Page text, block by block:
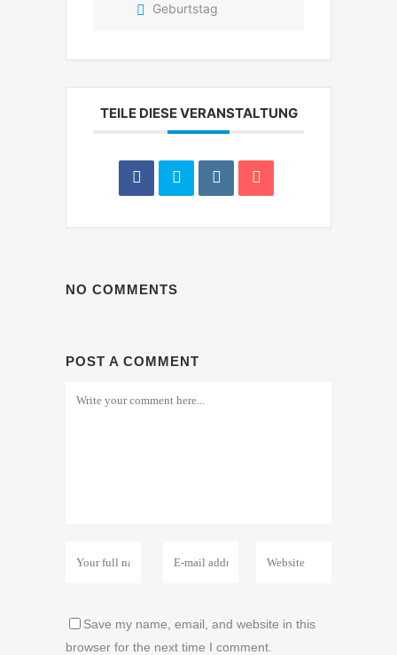
Geburtstag
TEILE DIESE VERANSTALTUNG
NO COMMENTS
POST A COMMENT
Save my name, email, and website in this
browser for the next time I comment.